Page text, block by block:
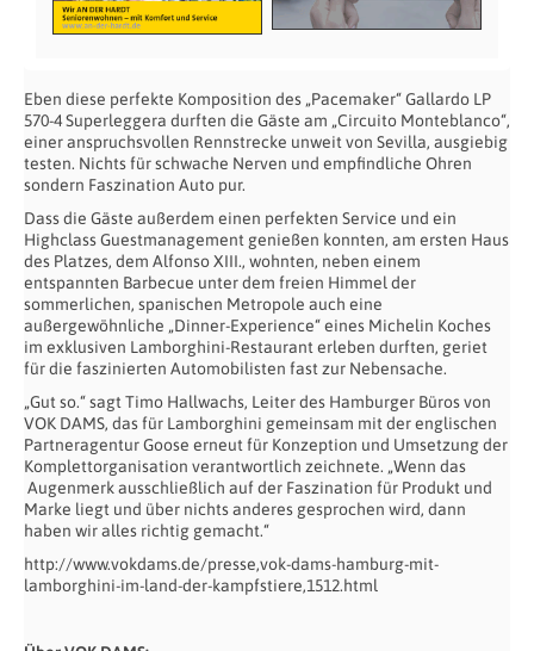
Eben diese perfekte Komposition des „Pacemaker“ Gallardo LP
570-4 Superleggera durften die Gäste am „Circuito Monteblanco“,
einer anspruchsvollen Rennstrecke unweit von Sevilla, ausgiebig
testen. Nichts für schwache Nerven und empfindliche Ohren
sondern Faszination Auto pur.
Dass die Gäste außerdem einen perfekten Service und ein
Highclass Guestmanagement genießen konnten, am ersten Haus
des Platzes, dem Alfonso XIII., wohnten, neben einem
entspannten Barbecue unter dem freien Himmel der
sommerlichen, spanischen Metropole auch eine
außergewöhnliche „Dinner-Experience“ eines Michelin Koches
im exklusiven Lamborghini-Restaurant erleben durften, geriet
für die faszinierten Automobilisten fast zur Nebensache.
„Gut so.“ sagt Timo Hallwachs, Leiter des Hamburger Büros von
VOK DAMS, das für Lamborghini gemeinsam mit der englischen
Partneragentur Goose erneut für Konzeption und Umsetzung der
Komplettorganisation verantwortlich zeichnete. „Wenn das
Augenmerk ausschließlich auf der Faszination für Produkt und
Marke liegt und über nichts anderes gesprochen wird, dann
haben wir alles richtig gemacht.“
http://www.vokdams.de/presse,vok-dams-hamburg-mit-
lamborghini-im-land-der-kampfstiere,1512.html